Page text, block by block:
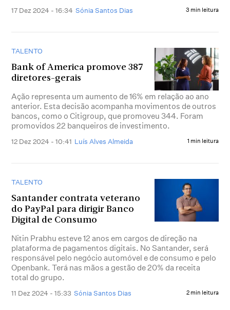
17 Dez 2024 - 16:34 Sónia Santos Dias 3 min leitura
TALENTO
Bank of America promove 387
diretores-gerais
Ação representa um aumento de 16% em relação ao ano
anterior. Esta decisão acompanha movimentos de outros
bancos, como o Citigroup, que promoveu 344. Foram
promovidos 22 banqueiros de investimento.
12 Dez 2024 - 10:41 Luís Alves Almeida 1 min leitura
TALENTO
Santander contrata veterano
do PayPal para dirigir Banco
Digital de Consumo
Nitin Prabhu esteve 12 anos em cargos de direção na
plataforma de pagamentos digitais. No Santander, será
responsável pelo negócio automóvel e de consumo e pelo
Openbank. Terá nas mãos a gestão de 20% da receita
total do grupo.
11 Dez 2024 - 15:33 Sónia Santos Dias 2 min leitura